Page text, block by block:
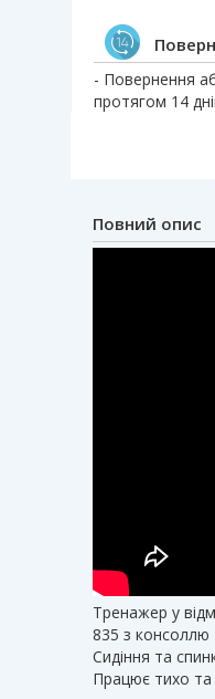
- Повернення
протягом 14
Повний опис
Тренажер у
835 з консоллю
Сидіння та
Працює тихо та